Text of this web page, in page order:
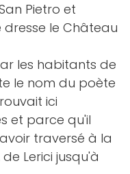
Pietro et
le Château
les habitants de
le nom du poète
ici
et parce qu'il
traversé à la
Lerici jusqu'à